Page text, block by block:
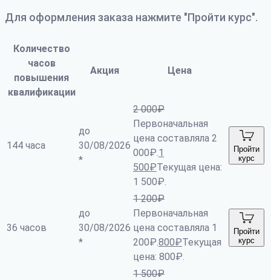
Для оформления заказа нажмите "Пройти курс".
Количество
часов
повышения
квалификации
Акция Цена
144 часа
до
30/08/2026
*
2 000₽
Первоначальная
цена составляла 2
000₽.1
500₽Текущая цена:
1 500₽.
Пройти
курс
36 часов
до
30/08/2026
*
1 200₽
Первоначальная
цена составляла 1
200₽.800₽Текущая
цена: 800₽.
Пройти
курс
1 500₽